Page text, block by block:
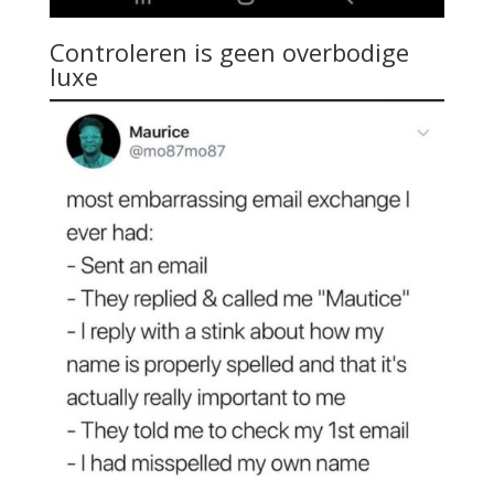
Controleren is geen overbodige
luxe